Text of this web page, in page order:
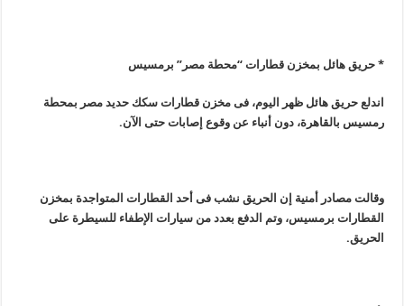
* حريق هائل بمخزن قطارات “محطة مصر” برمسيس
اندلع حريق هائل ظهر اليوم، فى مخزن قطارات سكك حديد مصر بمحطة
رمسيس بالقاهرة، دون أنباء عن وقوع إصابات حتى الآن.
وقالت مصادر أمنية إن الحريق نشب فى أحد القطارات المتواجدة بمخزن
القطارات برمسيس، وتم الدفع بعدد من سيارات الإطفاء للسيطرة على
الحريق.